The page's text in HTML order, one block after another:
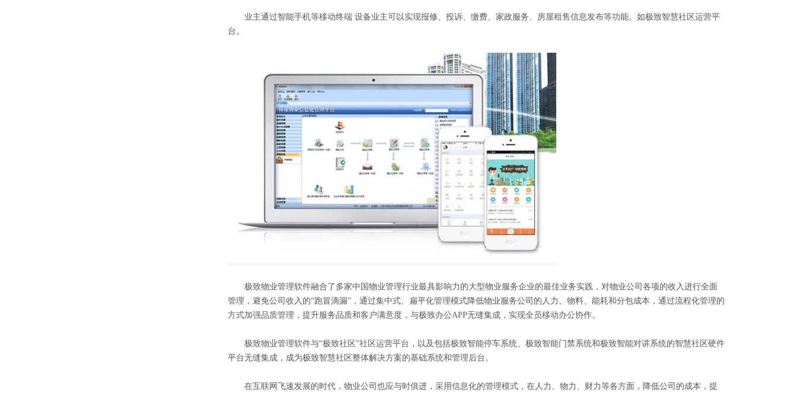
业主通过智能手机等移动终端 设备业主可以实现报修、投诉、缴费、家政服务、房屋租售信息发布等功能。如极致智慧社区运营平
台。
极致物业管理软件融合了多家中国物业管理行业最具影响力的大型物业服务企业的最佳业务实践，对物业公司各项的收入进行全面
管理，避免公司收入的“跑冒滴漏” ，通过集中式、扁平化管理模式降低物业服务公司的人力、物料、能耗和分包成本，通过流程化管理的
方式加强品质管理，提升服务品质和客户满意度，与极致办公APP无缝集成，实现全员移动办公协作。
极致物业管理软件与“极致社区”社区运营平台，以及包括极致智能停车系统、极致智能门禁系统和极致智能对讲系统的智慧社区硬件
平台无缝集成，成为极致智慧社区整体解决方案的基础系统和管理后台。
在互联网飞速发展的时代，物业公司也应与时俱进，采用信息化的管理模式，在人力、物力、财力等各方面，降低公司的成本，提